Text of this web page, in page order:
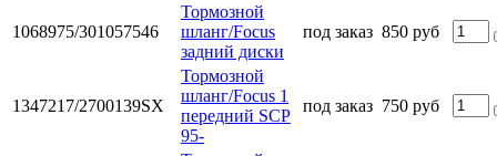
1068975/301057546
Тормозной
шланг/Focus
задний диски
под заказ 850 руб
1347217/2700139SX
Тормозной
шланг/Focus 1
передний SCP
95-
под заказ 750 руб